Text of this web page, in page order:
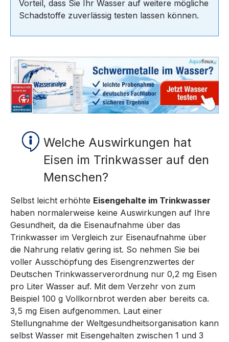
Vorteil, dass Sie Ihr Wasser auf weitere mögliche
Schadstoffe zuverlässig testen lassen können.
Welche Auswirkungen hat
Eisen im Trinkwasser auf den
Menschen?
Selbst leicht erhöhte Eisengehalte im Trinkwasser
haben normalerweise keine Auswirkungen auf Ihre
Gesundheit, da die Eisenaufnahme über das
Trinkwasser im Vergleich zur Eisenaufnahme über
die Nahrung relativ gering ist. So nehmen Sie bei
voller Ausschöpfung des Eisengrenzwertes der
Deutschen Trinkwasserverordnung nur 0,2 mg Eisen
pro Liter Wasser auf. Mit dem Verzehr von zum
Beispiel 100 g Vollkornbrot werden aber bereits ca.
3,5 mg Eisen aufgenommen. Laut einer
Stellungnahme der Weltgesundheitsorganisation kann
selbst Wasser mit Eisengehalten zwischen 1 und 3